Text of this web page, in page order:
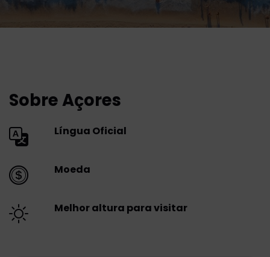
Sobre Açores
Língua Oficial
Moeda
Melhor altura para visitar